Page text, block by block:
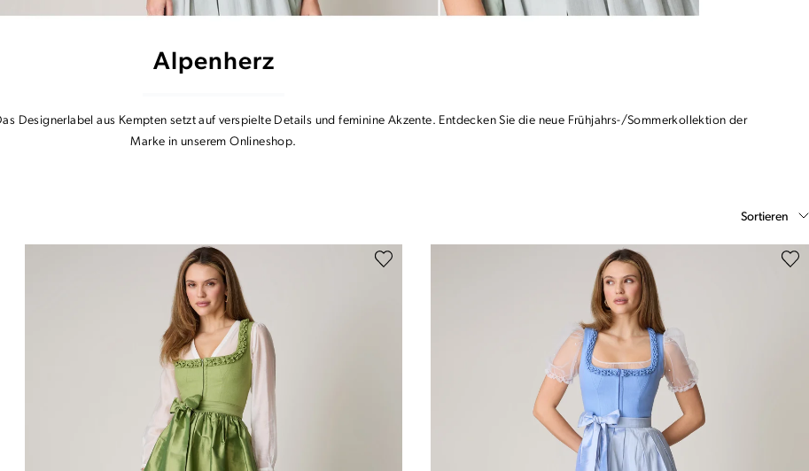
Alpenherz
Designerlabel aus Kempten setzt auf verspielte Details und feminine Akzente. Entdecken Sie die neue Frühjahrs-/Sommerkollektion der
Marke in unserem Onlineshop.
Sortieren